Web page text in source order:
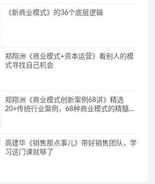
《新商业模式》的36个底层逻辑
郑翔洲《商业模式+资本运营》看别人的模
式寻找自己机会
郑翔洲《商业模式创新案例68讲》精选
20+传统行业案例，68种商业模式的精髓与
高建华《销售那点事儿》带好销售团队，学
习这门课就够了